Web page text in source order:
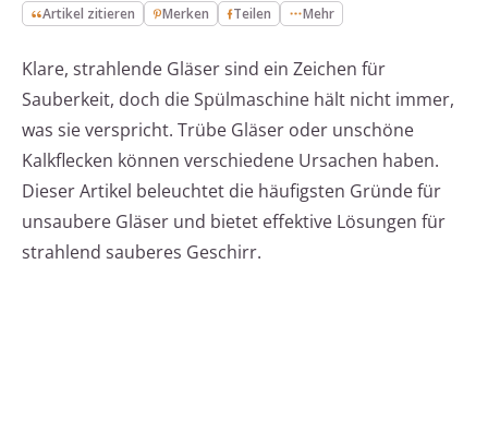
Artikel zitieren Merken Teilen Mehr
Klare, strahlende Gläser sind ein Zeichen für
Sauberkeit, doch die Spülmaschine hält nicht immer,
was sie verspricht. Trübe Gläser oder unschöne
Kalkflecken können verschiedene Ursachen haben.
Dieser Artikel beleuchtet die häufigsten Gründe für
unsaubere Gläser und bietet effektive Lösungen für
strahlend sauberes Geschirr.